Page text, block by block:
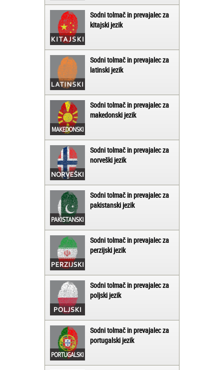
Sodni tolmač in prevajalec za
kitajski jezik
Sodni tolmač in prevajalec za
latinski jezik
Sodni tolmač in prevajalec za
makedonski jezik
Sodni tolmač in prevajalec za
norveški jezik
Sodni tolmač in prevajalec za
pakistanski jezik
Sodni tolmač in prevajalec za
perzijski jezik
Sodni tolmač in prevajalec za
poljski jezik
Sodni tolmač in prevajalec za
portugalski jezik